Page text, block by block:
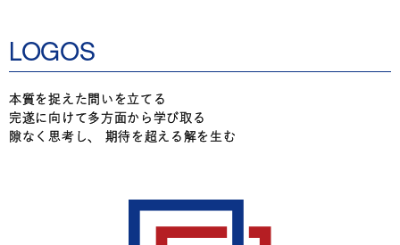
LOGOS
本質を捉えた問いを立てる
完遂に向けて多方面から学び取る
隙なく思考し、 期待を超える解を生む